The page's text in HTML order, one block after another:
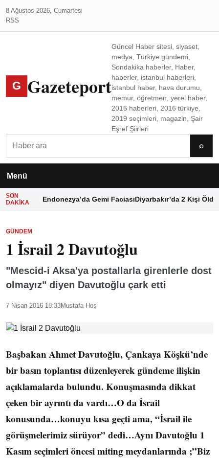
8 Ağustos 2026, Cumartesi
RSS
G Gazeteport
Güncel Haber sitesi, siyaset,
medya, Türkiye gündemi,
Sondakika haberler, Haber,
haberler, istanbul haberleri,
istanbul haber, hava durumu,
memur, öğretmen, yerel haber,
2016 haberleri, 2016 türkiye,
2019 seçimleri, magazin, Şair
Eşref Şiirleri
⌕
Menü
SON
DAKIKA
Endonezya’da Gemi FaciasıDiyarbakır’da 2 Kişi Öldü
GÜNDEM
1 İsrail 2 Davutoğlu
"Mescid-i Aksa'ya postallarla girenlerle dost
olmayız" diyen Davutoğlu çark etti
7 Nisan 2016 18:33Mustafa Hoş
Başbakan Ahmet Davutoğlu, Çankaya Köşkü’nde
bir basın toplantısı düzenleyerek gündeme ilişkin
açıklamalarda bulundu. Konuşmasında dikkat
çeken bir ayrıntı da vardı…O da İsrail
konusunda…konuyu kısa geçti ama, “İsrail ile
görüşmelerimiz sürüyor” dedi…Aynı Davutoğlu 1
Kasım seçimleri öncesi miting meydanlarında ;”Biz